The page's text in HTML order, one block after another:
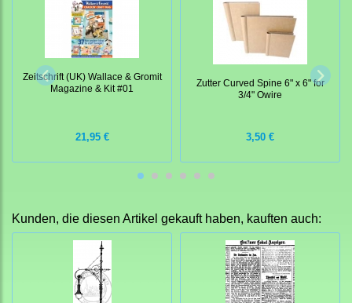
Zeitschrift (UK) Wallace & Gromit
Magazine & Kit #01
21,95 €
Zutter Curved Spine 6" x 6" for
3/4" Owire
3,50 €
Kunden, die diesen Artikel gekauft haben, kauften auch: